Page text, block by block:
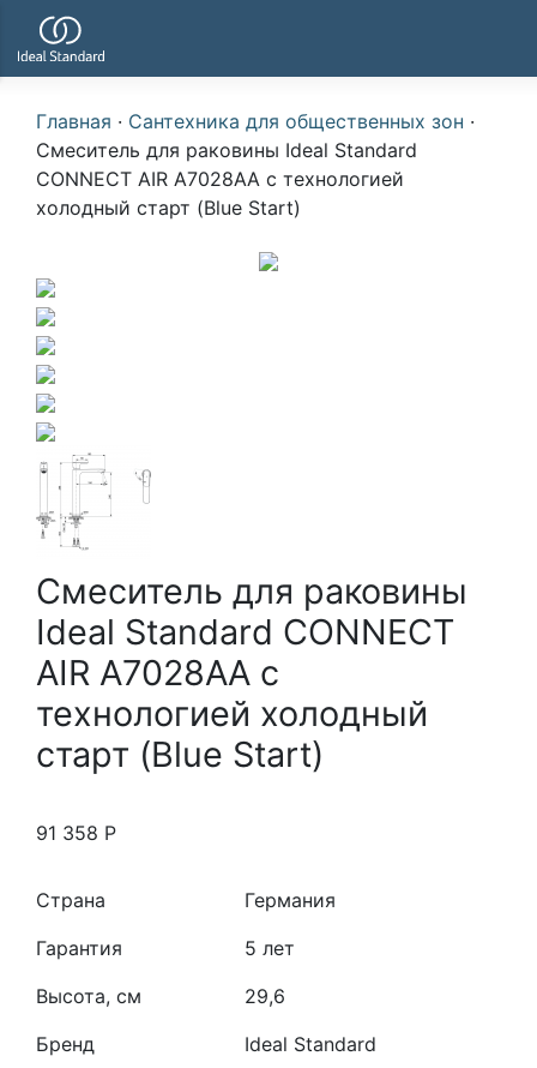
Главная · Сантехника для общественных зон ·
Смеситель для раковины Ideal Standard
CONNECT AIR A7028AA с технологией
холодный старт (Blue Start)
Смеситель для раковины
Ideal Standard CONNECT
AIR A7028AA с
технологией холодный
старт (Blue Start)
91 358 Р
Страна
Германия
Гарантия
5 лет
Высота, см
29,6
Бренд
Ideal Standard